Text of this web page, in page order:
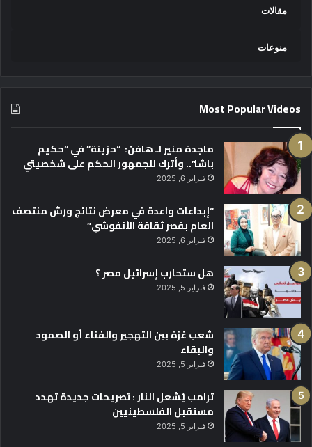
مقالات
منوعات
Most Popular Videos
ماجدة منير لـ هافن: “حزينة” في “حكيم
باشا”.. وأترك للجمهور الحكم على شخصيتي
فبراير 6, 2025
“إبداعات واعدة في معرض نتائج ورش منتصف
العام بقصر ثقافة الأنفوشي”
فبراير 6, 2025
هل ستحارب إسرائيل مصر ؟
فبراير 5, 2025
شعب غزة بين التهجير والفناء أو الصمود
والبقاء
فبراير 5, 2025
ترامب يُشعل النار : تصريحات جديدة تهدد
مستقبل الفلسطينيين
فبراير 5, 2025